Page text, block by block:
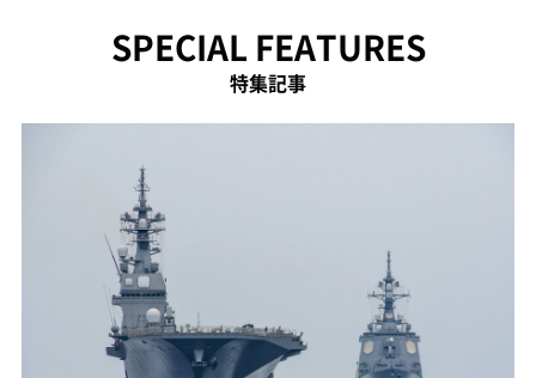
SPECIAL FEATURES
特集記事